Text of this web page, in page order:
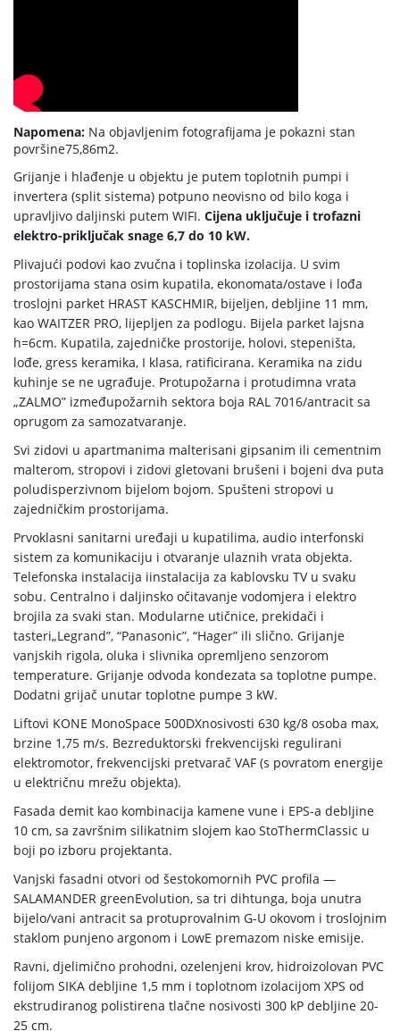
Napomena: Na objavljenim fotografijama je pokazni stan
površine75,86m2.
Grijanje i hlađenje u objektu je putem toplotnih pumpi i
invertera (split sistema) potpuno neovisno od bilo koga i
upravljivo daljinski putem WIFI. Cijena uključuje i trofazni
elektro-priključak snage 6,7 do 10 kW.
Plivajući podovi kao zvučna i toplinska izolacija. U svim
prostorijama stana osim kupatila, ekonomata/ostave i lođa
troslojni parket HRAST KASCHMIR, bijeljen, debljine 11 mm,
kao WAITZER PRO, lijepljen za podlogu. Bijela parket lajsna
h=6cm. Kupatila, zajedničke prostorije, holovi, stepeništa,
lođe, gress keramika, I klasa, ratificirana. Keramika na zidu
kuhinje se ne ugrađuje. Protupožarna i protudimna vrata
„ZALMO” izmeđupožarnih sektora boja RAL 7016/antracit sa
oprugom za samozatvaranje.
Svi zidovi u apartmanima malterisani gipsanim ili cementnim
malterom, stropovi i zidovi gletovani brušeni i bojeni dva puta
poludisperzivnom bijelom bojom. Spušteni stropovi u
zajedničkim prostorijama.
Prvoklasni sanitarni uređaji u kupatilima, audio interfonski
sistem za komunikaciju i otvaranje ulaznih vrata objekta.
Telefonska instalacija iinstalacija za kablovsku TV u svaku
sobu. Centralno i daljinsko očitavanje vodomjera i elektro
brojila za svaki stan. Modularne utičnice, prekidači i
tasteri„Legrand”, “Panasonic”, “Hager” ili slično. Grijanje
vanjskih rigola, oluka i slivnika opremljeno senzorom
temperature. Grijanje odvoda kondezata sa toplotne pumpe.
Dodatni grijač unutar toplotne pumpe 3 kW.
Liftovi KONE MonoSpace 500DXnosivosti 630 kg/8 osoba max,
brzine 1,75 m/s. Bezreduktorski frekvencijski regulirani
elektromotor, frekvencijski pretvarač VAF (s povratom energije
u električnu mrežu objekta).
Fasada demit kao kombinacija kamene vune i EPS-a debljine
10 cm, sa završnim silikatnim slojem kao StoThermClassic u
boji po izboru projektanta.
Vanjski fasadni otvori od šestokomornih PVC profila —
SALAMANDER greenEvolution, sa tri dihtunga, boja unutra
bijelo/vani antracit sa protuprovalnim G-U okovom i troslojnim
staklom punjeno argonom i LowE premazom niske emisije.
Ravni, djelimično prohodni, ozelenjeni krov, hidroizolovan PVC
folijom SIKA debljine 1,5 mm i toplotnom izolacijom XPS od
ekstrudiranog polistirena tlačne nosivosti 300 kP debljine 20-
25 cm.